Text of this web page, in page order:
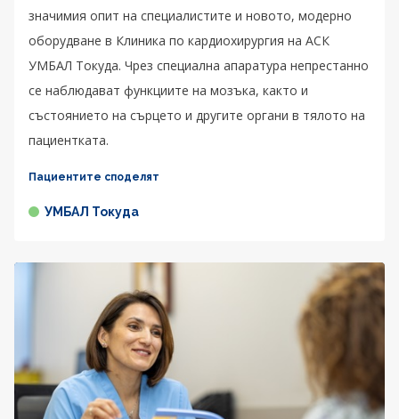
значимия опит на специалистите и новото, модерно
оборудване в Клиника по кардиохирургия на АСК
УМБАЛ Токуда. Чрез специална апаратура непрестанно
се наблюдават функциите на мозъка, както и
състоянието на сърцето и другите органи в тялото на
пациентката.
Пациентите споделят
УМБАЛ Токуда